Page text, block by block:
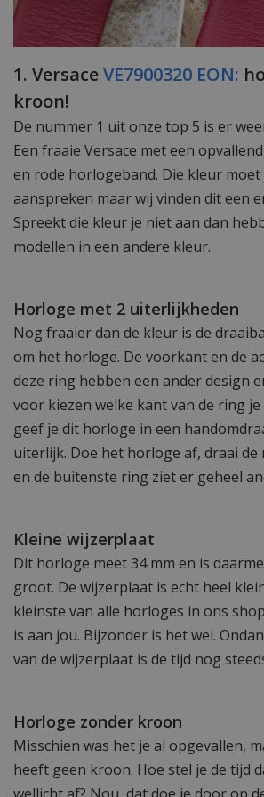
1. VersaceVE7900320 EON:
kroon!
De nummer 1 uit onze top 5 is er
Een fraaie Versace met een
en rode horlogeband. Die kleur
aanspreken maar wij vinden dit een
Spreekt die kleur je niet aan dan
modellen in een andere kleur.
Horloge met 2 uiterlijkheden
Nog fraaier dan de kleur is de
om het horloge. De voorkant en de
deze ring hebben een ander design
voor kiezen welke kant van de ring
geef je dit horloge in een
uiterlijk. Doe het horloge af, draai de
en de buitenste ring ziet er geheel
Kleine wijzerplaat
Dit horloge meet 34 mm en is
groot. De wijzerplaat is echt heel
kleinste van alle horloges in ons
is aan jou. Bijzonder is het wel.
van de wijzerplaat is de tijd nog
Horloge zonder kroon
Misschien was het je al opgevallen,
heeft geen kroon. Hoe stel je de tijd
wellicht af? Nou, dat doe je door op